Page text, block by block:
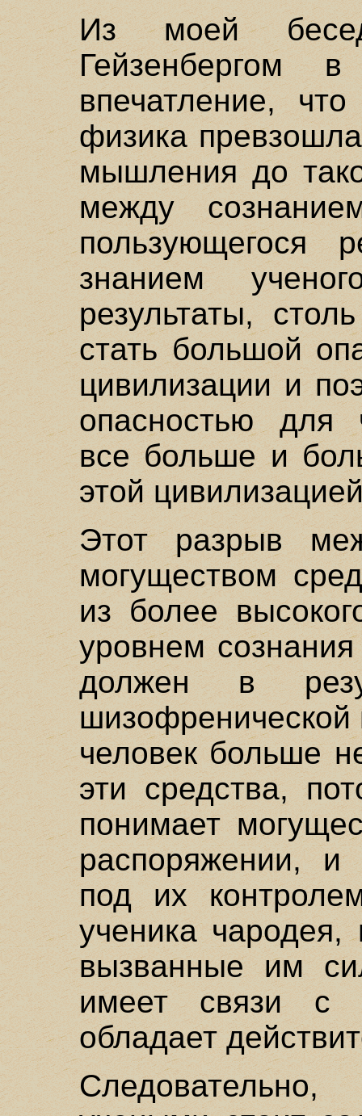
Из моей
впечатление,
физика
мышления до
между
пользующегося
знанием
результаты,
стать большой
цивилизации и
опасностью для
все больше и
этой
Этот разрыв
могуществом
из более
уровнем сознания
должен в
шизофренической
человек больше
эти средства,
понимает
распоряжении, и
под их
ученика чародея,
вызванные им
имеет связи с
обладает